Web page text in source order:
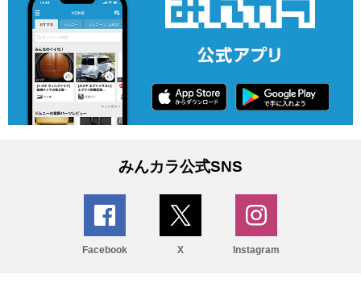
みんカラ公式SNS
Facebook X Instagram